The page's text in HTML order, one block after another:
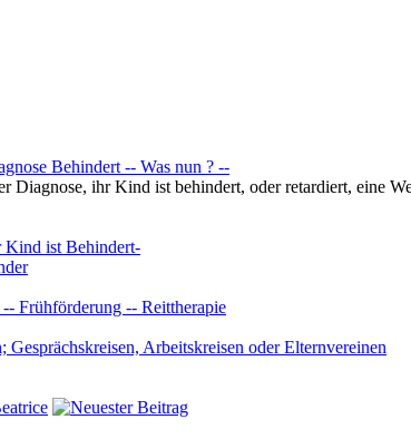
Behindert -- Was nun ? --
Diagnose, ihr Kind ist behindert, oder retardiert, eine
Kind ist Behindert-
Frühförderung -- Reittherapie
Arbeitskreisen oder Elternvereinen